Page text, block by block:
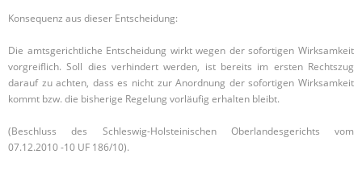
Konsequenz aus dieser Entscheidung:
Die amtsgerichtliche Entscheidung wirkt wegen der sofortigen Wirksamkeit
vorgreiflich. Soll dies verhindert werden, ist bereits im ersten Rechtszug
darauf zu achten, dass es nicht zur Anordnung der sofortigen Wirksamkeit
kommt bzw. die bisherige Regelung vorläufig erhalten bleibt.
(Beschluss des Schleswig-Holsteinischen Oberlandesgerichts vom
07.12.2010 -10 UF 186/10).